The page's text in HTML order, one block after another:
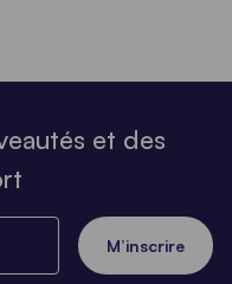
et des
M’inscrire